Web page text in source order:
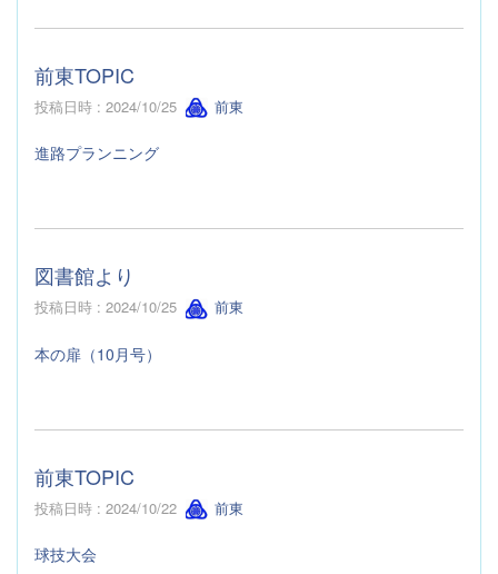
前東TOPIC
投稿日時 : 2024/10/25 前東
進路プランニング
図書館より
投稿日時 : 2024/10/25 前東
本の扉（10月号）
前東TOPIC
投稿日時 : 2024/10/22 前東
球技大会